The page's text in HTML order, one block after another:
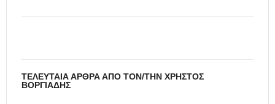
ΤΕΛΕΥΤΑΊΑ ΆΡΘΡΑ ΑΠΌ ΤΟΝ/ΤΗΝ ΧΡΉΣΤΟΣ
ΒΟΡΓΙΆΔΗΣ